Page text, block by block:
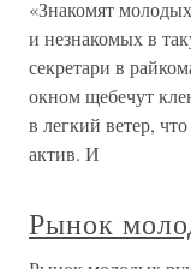
«Знакомят
и незнакомых в
секретари в
окном щебечут
в легкий ветер,
актив. И
Рынок